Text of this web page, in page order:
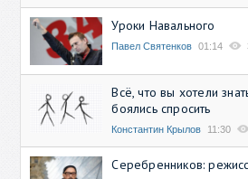
Уроки Навального
Павел Святенков 01:14
Всё, что вы хотели
боялись спросить
Константин Крылов 11:30
Серебренников: